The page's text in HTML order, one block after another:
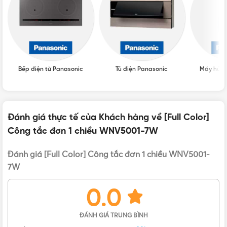
XUẤT XỨ
Thông số cơ bản của công tắc WNV5001-7W
Công tắc B, 1 chiều, 250VAC – 16A
Bếp điện từ Panasonic Tủ điện Panasonic Máy hút
Đánh giá thực tế của Khách hàng về [Full Color]
Công tắc đơn 1 chiều WNV5001-7W
Đánh giá [Full Color] Công tắc đơn 1 chiều WNV5001-
7W
0.0
ĐÁNH GIÁ TRUNG BÌNH